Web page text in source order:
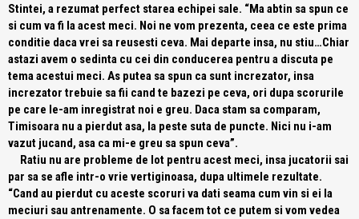
Stintei, a rezumat perfect starea echipei sale. “Ma abtin sa spun ce
si cum va fi la acest meci. Noi ne vom prezenta, ceea ce este prima
conditie daca vrei sa reusesti ceva. Mai departe insa, nu stiu…Chiar
astazi avem o sedinta cu cei din conducerea pentru a discuta pe
tema acestui meci. As putea sa spun ca sunt increzator, insa
increzator trebuie sa fii cand te bazezi pe ceva, ori dupa scorurile
pe care le-am inregistrat noi e greu. Daca stam sa comparam,
Timisoara nu a pierdut asa, la peste suta de puncte. Nici nu i-am
vazut jucand, asa ca mi-e greu sa spun ceva”.
Ratiu nu are probleme de lot pentru acest meci, insa jucatorii sai
par sa se afle intr-o vrie vertiginoasa, dupa ultimele rezultate.
“Cand au pierdut cu aceste scoruri va dati seama cum vin si ei la
meciuri sau antrenamente. O sa facem tot ce putem si vom vedea